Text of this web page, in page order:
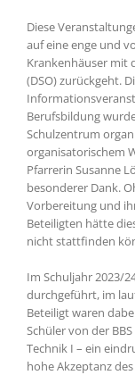
Diese
auf eine enge und
Krankenhäuser mit
(DSO) zurückgeht.
Berufsbildung
Schulzentrum
organisatorischem
Pfarrerin Susanne
besonderer Dank.
Vorbereitung und
Beteiligten hätte
nicht stattfinden
Im Schuljahr 2023/
durchgeführt, im
Beteiligt waren
Schüler von der
Technik I – ein
hohe Akzeptanz